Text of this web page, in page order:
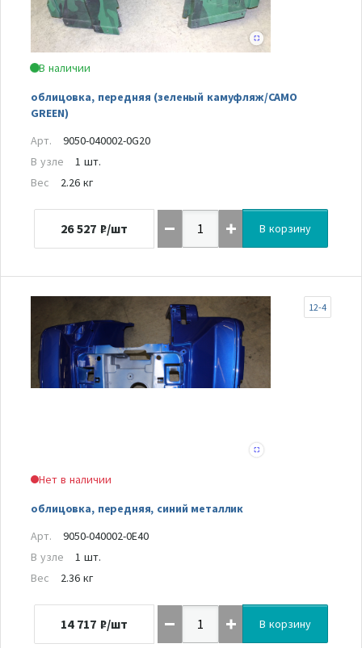
В наличии
облицовка, передняя (зеленый камуфляж/CAMO
GREEN)
Арт.
9050-040002-0G20
В узле
1 шт.
Вес
2.26 кг
26 527 ₽/шт В корзину
Нет в наличии
облицовка, передняя, синий металлик
12-4
Арт.
9050-040002-0E40
В узле
1 шт.
Вес
2.36 кг
14 717 ₽/шт В корзину